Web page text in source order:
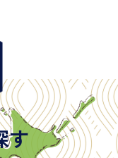
、氏名、住所、生
新型パスポートに
」が存在しないた
確認書類として認
す